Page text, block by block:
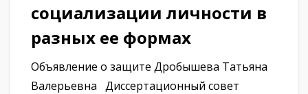
социализации личности в
разных ее формах
Объявление о защите Дробышева Татьяна
Валерьевна Диссертационный совет